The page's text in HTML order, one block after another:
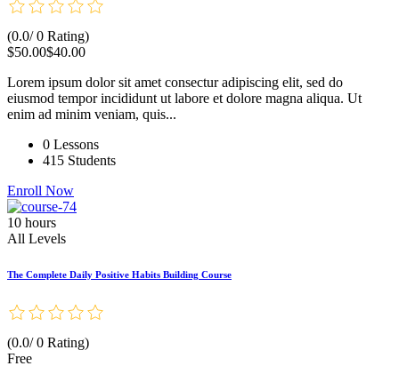
(0.0/ 0 Rating)
$50.00$40.00
Lorem ipsum dolor sit amet consectur adipiscing elit, sed do
eiusmod tempor incididunt ut labore et dolore magna aliqua. Ut
enim ad minim veniam, quis...
0 Lessons
415 Students
Enroll Now
10 hours
All Levels
The Complete Daily Positive Habits Building Course
(0.0/ 0 Rating)
Free